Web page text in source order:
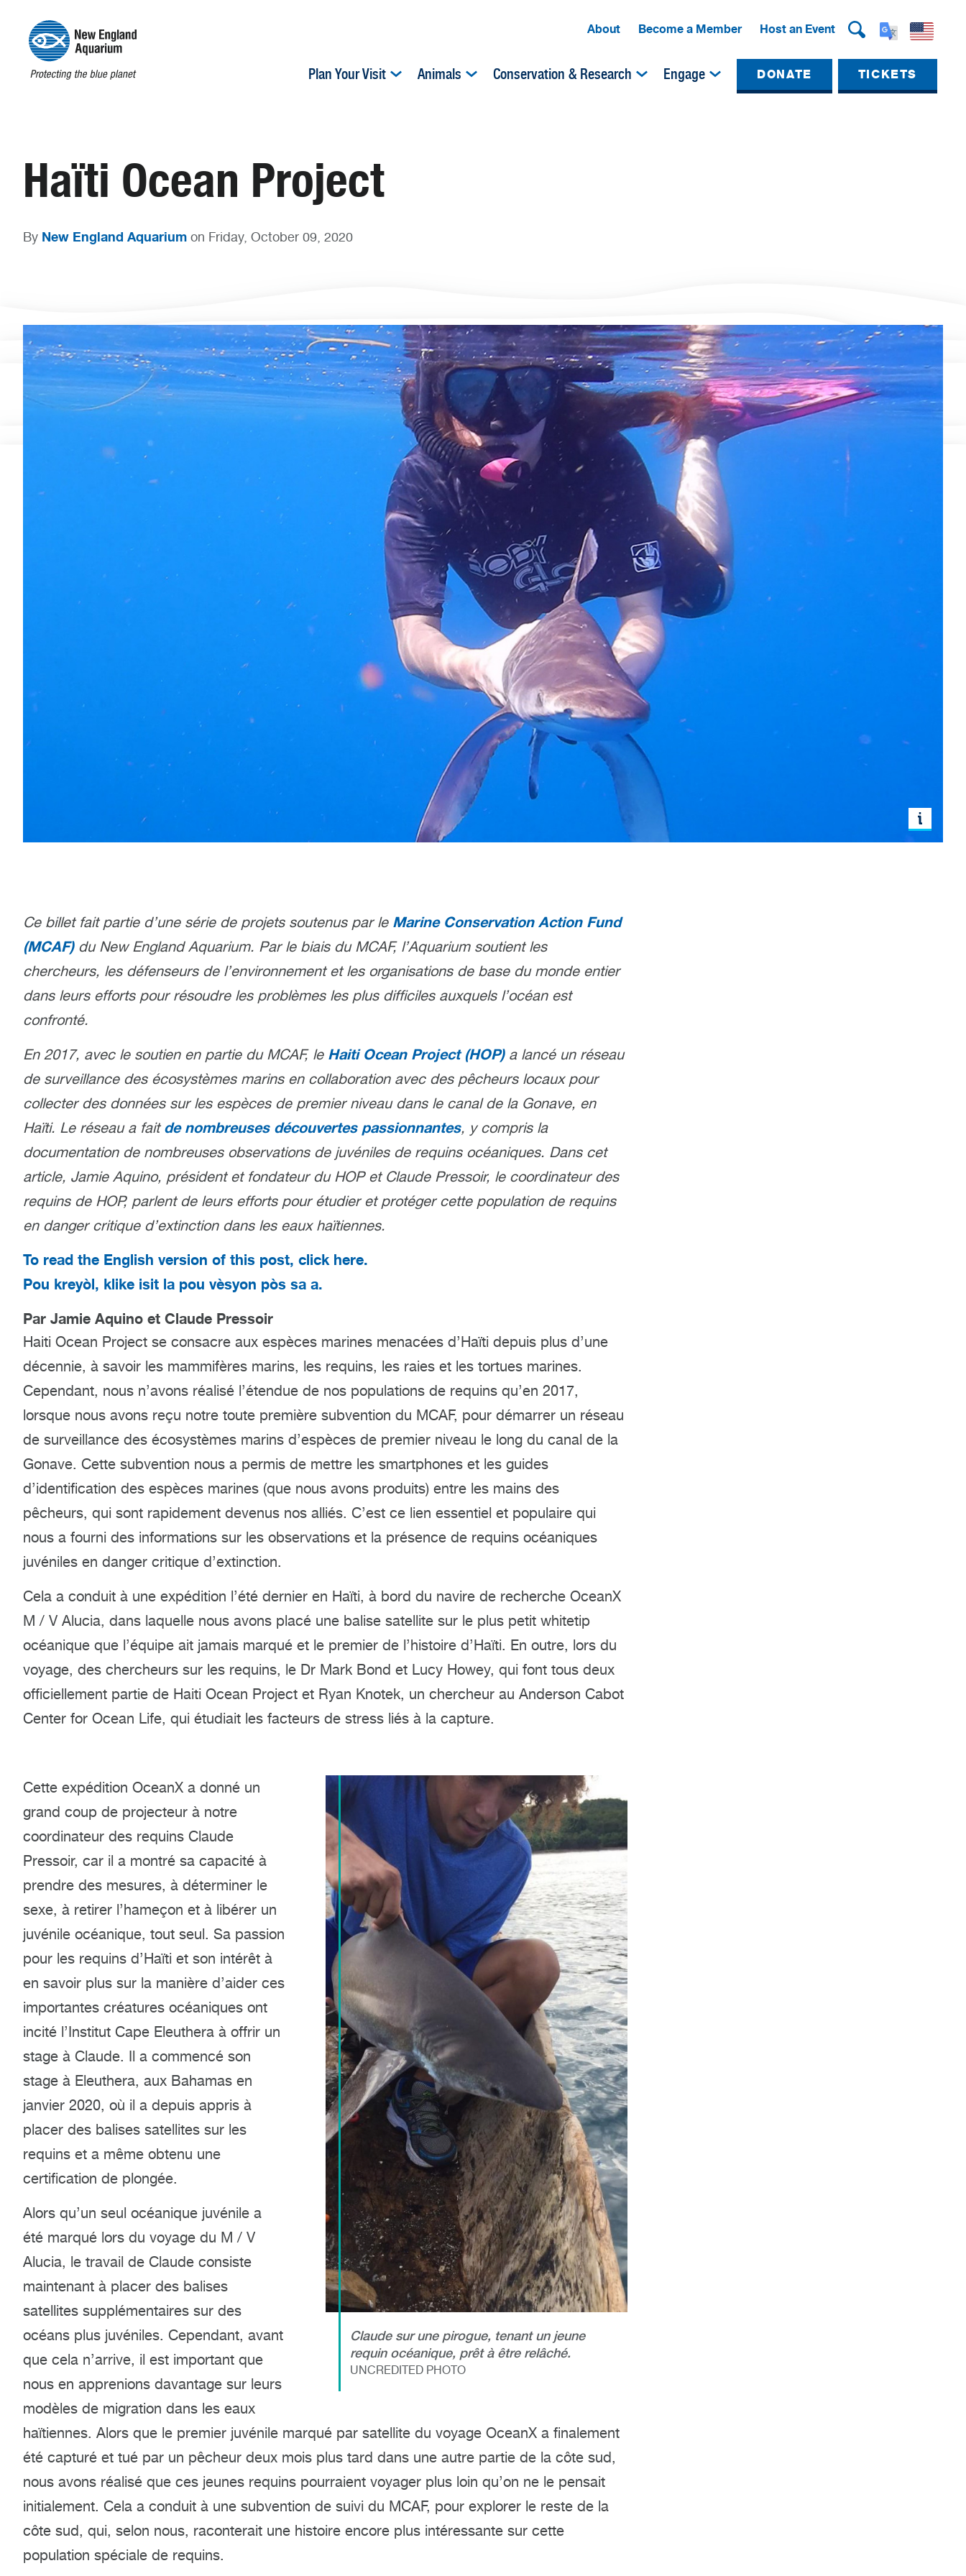
About Become a Member Host an Event
Plan Your Visit Animals Conservation & Research Engage DONATE TICKETS
Haïti Ocean Project
By New England Aquarium on Friday, October 09, 2020
Ce billet fait partie d’une série de projets soutenus par le Marine Conservation Action Fund
(MCAF)du New England Aquarium. Par le biais du MCAF, l’Aquarium soutient les
chercheurs, les défenseurs de l’environnement et les organisations de base du monde entier
dans leurs efforts pour résoudre les problèmes les plus difficiles auxquels l’océan est
confronté.
En 2017, avec le soutien en partie du MCAF, le Haiti Ocean Project (HOP)a lancé un réseau
de surveillance des écosystèmes marins en collaboration avec des pêcheurs locaux pour
collecter des données sur les espèces de premier niveau dans le canal de la Gonave, en
Haïti. Le réseau a fait de nombreuses découvertes passionnantes, y compris la
documentation de nombreuses observations de juvéniles de requins océaniques. Dans cet
article, Jamie Aquino, président et fondateur du HOP et Claude Pressoir, le coordinateur des
requins de HOP, parlent de leurs efforts pour étudier et protéger cette population de requins
en danger critique d’extinction dans les eaux haïtiennes.
To read the English version of this post, click here.
Pou kreyòl, klike isit la pou vèsyon pòs sa a.
Par Jamie Aquino et Claude Pressoir
Haiti Ocean Project se consacre aux espèces marines menacées d’Haïti depuis plus d’une
décennie, à savoir les mammifères marins, les requins, les raies et les tortues marines.
Cependant, nous n’avons réalisé l’étendue de nos populations de requins qu’en 2017,
lorsque nous avons reçu notre toute première subvention du MCAF, pour démarrer un réseau
de surveillance des écosystèmes marins d’espèces de premier niveau le long du canal de la
Gonave. Cette subvention nous a permis de mettre les smartphones et les guides
d’identification des espèces marines (que nous avons produits) entre les mains des
pêcheurs, qui sont rapidement devenus nos alliés. C’est ce lien essentiel et populaire qui
nous a fourni des informations sur les observations et la présence de requins océaniques
juvéniles en danger critique d’extinction.
Cela a conduit à une expédition l’été dernier en Haïti, à bord du navire de recherche OceanX
M / V Alucia, dans laquelle nous avons placé une balise satellite sur le plus petit whitetip
océanique que l’équipe ait jamais marqué et le premier de l’histoire d’Haïti. En outre, lors du
voyage, des chercheurs sur les requins, le Dr Mark Bond et Lucy Howey, qui font tous deux
officiellement partie de Haiti Ocean Project et Ryan Knotek, un chercheur au Anderson Cabot
Center for Ocean Life, qui étudiait les facteurs de stress liés à la capture.
Claude sur une pirogue, tenant un jeune
requin océanique, prêt à être relâché.
UNCREDITED PHOTO
Cette expédition OceanX a donné un
grand coup de projecteur à notre
coordinateur des requins Claude
Pressoir, car il a montré sa capacité à
prendre des mesures, à déterminer le
sexe, à retirer l’hameçon et à libérer un
juvénile océanique, tout seul. Sa passion
pour les requins d’Haïti et son intérêt à
en savoir plus sur la manière d’aider ces
importantes créatures océaniques ont
incité l’Institut Cape Eleuthera à offrir un
stage à Claude. Il a commencé son
stage à Eleuthera, aux Bahamas en
janvier 2020, où il a depuis appris à
placer des balises satellites sur les
requins et a même obtenu une
certification de plongée.
Alors qu’un seul océanique juvénile a
été marqué lors du voyage du M / V
Alucia, le travail de Claude consiste
maintenant à placer des balises
satellites supplémentaires sur des
océans plus juvéniles. Cependant, avant
que cela n’arrive, il est important que
nous en apprenions davantage sur leurs
modèles de migration dans les eaux
haïtiennes. Alors que le premier juvénile marqué par satellite du voyage OceanX a finalement
été capturé et tué par un pêcheur deux mois plus tard dans une autre partie de la côte sud,
nous avons réalisé que ces jeunes requins pourraient voyager plus loin qu’on ne le pensait
initialement. Cela a conduit à une subvention de suivi du MCAF, pour explorer le reste de la
côte sud, qui, selon nous, raconterait une histoire encore plus intéressante sur cette
population spéciale de requins.